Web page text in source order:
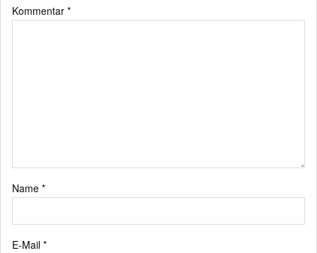
Kommentar *
Name *
E-Mail *